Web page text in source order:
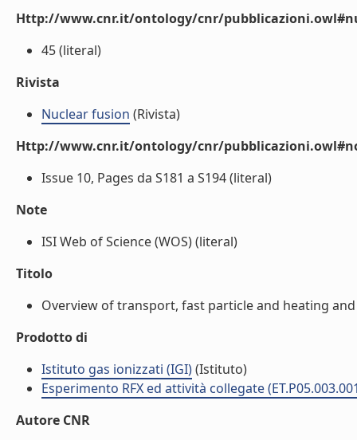
Http://www.cnr.it/ontology/cnr/
45 (literal)
Rivista
Nuclear fusion (Rivista)
Http://www.cnr.it/ontology/cnr/
Issue 10, Pages da S181 a S194 (literal)
Note
ISI Web of Science (WOS) (literal)
Titolo
Overview of transport, fast particle and heating
Prodotto di
Istituto gas ionizzati (IGI)(Istituto)
Esperimento RFX ed attività collegate
Autore CNR